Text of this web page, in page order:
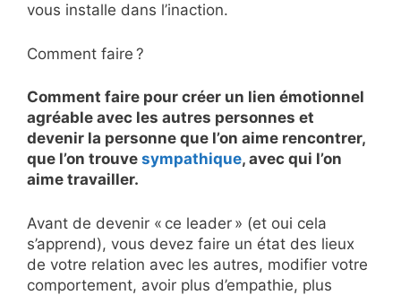
vous installe dans l’inaction.
Comment faire ?
Comment faire pour créer un lien émotionnel
agréable avec les autres personnes et
devenir la personne que l’on aime rencontrer,
que l’on trouve sympathique, avec qui l’on
aime travailler.
Avant de devenir « ce leader » (et oui cela
s’apprend), vous devez faire un état des lieux
de votre relation avec les autres, modifier votre
comportement, avoir plus d’empathie, plus